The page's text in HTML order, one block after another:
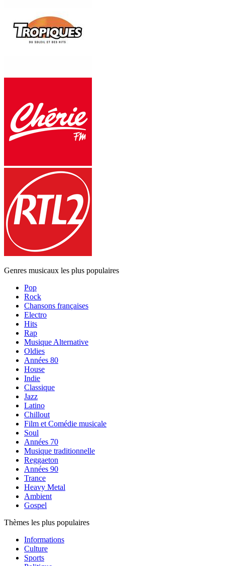
Genres musicaux les plus populaires
Pop
Rock
Chansons françaises
Electro
Hits
Rap
Musique Alternative
Oldies
Années 80
House
Indie
Classique
Jazz
Latino
Chillout
Film et Comédie musicale
Soul
Années 70
Musique traditionnelle
Reggaeton
Années 90
Trance
Heavy Metal
Ambient
Gospel
Thèmes les plus populaires
Informations
Culture
Sports